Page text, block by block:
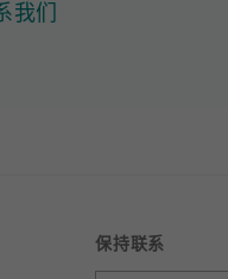
我们
保持联系